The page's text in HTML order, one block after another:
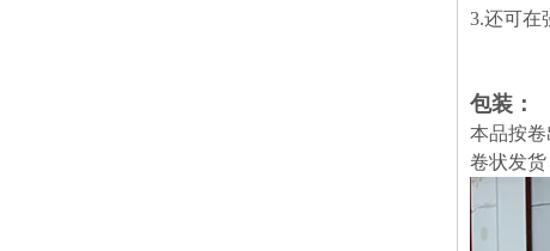
3.还可在
包装：
本品按卷
卷状发货